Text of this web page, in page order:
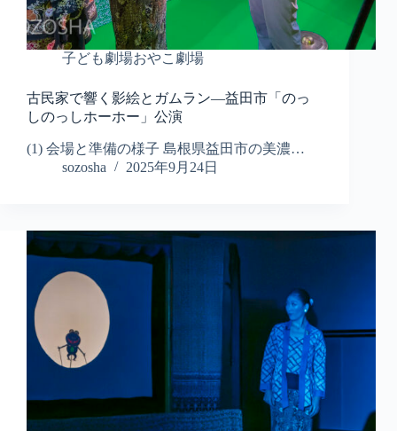
子ども劇場おやこ劇場
古民家で響く影絵とガムラン—益田市「のっ
しのっしホーホー」公演
(1) 会場と準備の様子 島根県益田市の美濃…
sozosha
2025年9月24日